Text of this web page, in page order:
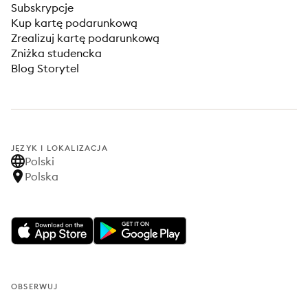
Subskrypcje
Kup kartę podarunkową
Zrealizuj kartę podarunkową
Zniżka studencka
Blog Storytel
JĘZYK I LOKALIZACJA
Polski
Polska
OBSERWUJ